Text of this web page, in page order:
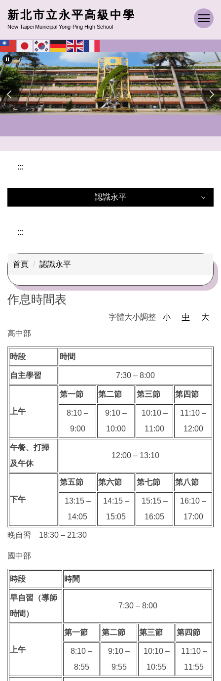
跳
到
主
要
內
容
區
新北市立永平高級中學
New Taipei Municipal Yong-Ping High School
:::
認識永平
校史沿革
學校願景
永平高中媒體報導
交通方式與地理位置
:::
首頁 認識永平
作息時間表
字體大小調整 小 中
大
高中部
時段 時間
自主學習 7:30 – 8:00
上午
第一節 第二節 第三節 第四節
8:10 –
9:00
9:10 –
10:00
10:10 –
11:00
11:10 –
12:00
午餐、打掃
及午休
12:00 – 13:10
下午
第五節 第六節 第七節 第八節
13:15 –
14:05
14:15 –
15:05
15:15 –
16:05
16:10 –
17:00
晚自習 18:30 – 21:30
國中部
時段 時間
早自習（導師
時間）
7:30 – 8:00
上午
第一節 第二節 第三節 第四節
8:10 –
8:55
9:10 –
9:55
10:10 –
10:55
11:10 –
11:55